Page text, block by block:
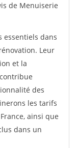
de Menuiserie
essentiels dans
Leur
et la
des
les tarifs
ainsi que
dans un